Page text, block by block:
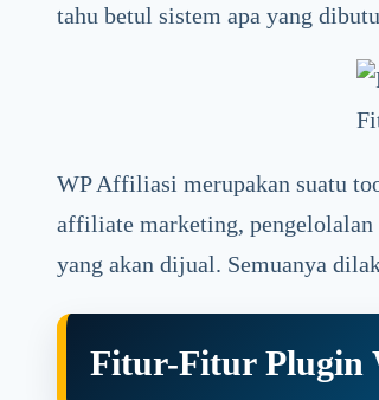
tahu betul sistem apa yang
WP Affiliasi merupakan suatu
affiliate marketing, pengelolalan
yang akan dijual. Semuanya
Fitur-Fitur Plugin